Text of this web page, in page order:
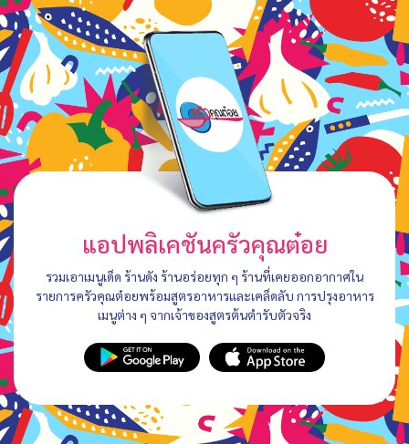
แอปพลิเคชันครัวคุณต๋อย
รวมเอาเมนูเด็ด ร้านดัง ร้านอร่อยทุก ๆ ร้านที่เคยออกอากาศใน
รายการครัวคุณต๋อยพร้อมสูตรอาหารและเคล็ดลับ การปรุงอาหาร
เมนูต่าง ๆ จากเจ้าของสูตรต้นตำรับตัวจริง